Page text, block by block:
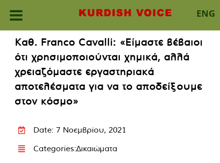
ENG
content
Καθ. Franco Cavalli: «Είμαστε βέβαιοι
ότι χρησιμοποιούνται χημικά, αλλά
χρειαζόμαστε εργαστηριακά
αποτελέσματα για να το αποδείξουμε
στον κόσμο»
Date: 7 Νοεμβρίου, 2021
Categories:Δικαιώματα